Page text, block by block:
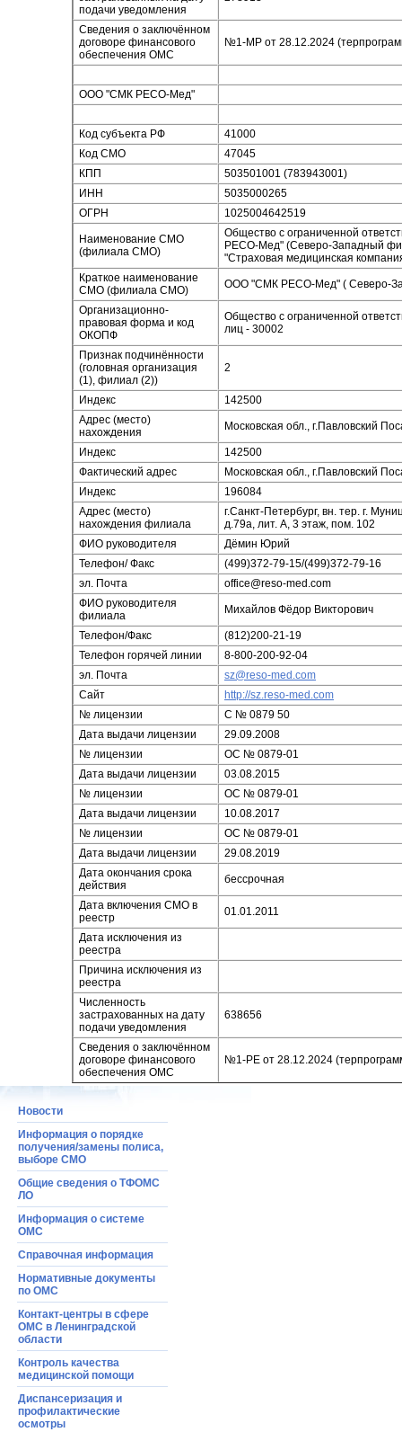
подачи уведомления
Сведения о заключённом
договоре финансового
обеспечения ОМС
№1-МР от 28.12.2024
ООО "СМК РЕСО-Мед"
Код субъекта РФ
41000
Код СМО
47045
КПП
503501001 (783943001)
ИНН
5035000265
ОГРН
1025004642519
Наименование СМО
(филиала СМО)
Общество с ограниченной
РЕСО-Мед" (Северо-Западный
"Страховая медицинская
Краткое наименование
СМО (филиала СМО)
ООО "СМК РЕСО-Мед" ( Северо-
Организационно-
правовая форма и код
ОКОПФ
Общество с ограниченной
лиц - 30002
Признак подчинённости
(головная организация
(1), филиал (2))
2
Индекс
142500
Адрес (место)
нахождения
Московская обл., г.Павловский
Индекс
142500
Фактический адрес
Московская обл., г.Павловский
Индекс
196084
Адрес (место)
нахождения филиала
г.Санкт-Петербург, вн. тер. г.
д.79а, лит. А, 3 этаж, пом. 102
ФИО руководителя
Дёмин Юрий
Телефон/ Факс
(499)372-79-15/(499)372-79-16
эл. Почта
office@reso-med.com
ФИО руководителя
филиала
Михайлов Фёдор Викторович
Телефон/Факс
(812)200-21-19
Телефон горячей линии
8-800-200-92-04
эл. Почта
sz@reso-med.com
Сайт
http://sz.reso-med.com
№ лицензии
C № 0879 50
Дата выдачи лицензии
29.09.2008
№ лицензии
ОC № 0879-01
Дата выдачи лицензии
03.08.2015
№ лицензии
ОC № 0879-01
Дата выдачи лицензии
10.08.2017
№ лицензии
ОC № 0879-01
Дата выдачи лицензии
29.08.2019
Дата окончания срока
действия
бессрочная
Дата включения СМО в
реестр
01.01.2011
Дата исключения из
реестра
Причина исключения из
реестра
Численность
застрахованных на дату
подачи уведомления
638656
Сведения о заключённом
договоре финансового
обеспечения ОМС
№1-РЕ от 28.12.2024
Новости
Информация о порядке
получения/замены полиса,
выборе СМО
Общие сведения о ТФОМС
ЛО
Информация o системе
ОМС
Справочная информация
Нормативные документы
по ОМС
Контакт-центры в сфере
ОМС в Ленинградской
области
Контроль качества
медицинской помощи
Диспансеризация и
профилактические
осмотры